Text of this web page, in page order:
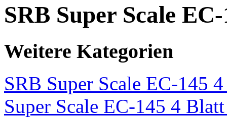
SRB Super Scale
Weitere Kategorien
SRB Super Scale EC-145
Super Scale EC-145 4